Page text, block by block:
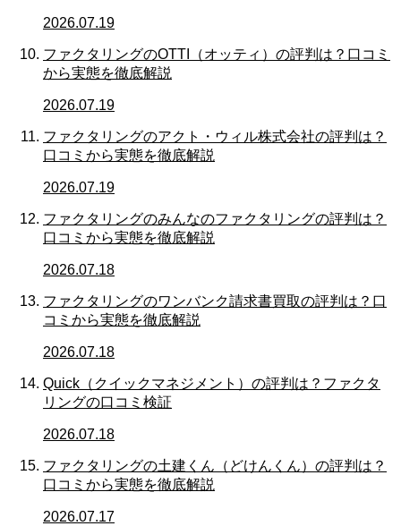
2026.07.19
ファクタリングのOTTI（オッティ）の評判は？口コミ
から実態を徹底解説
2026.07.19
ファクタリングのアクト・ウィル株式会社の評判は？
口コミから実態を徹底解説
2026.07.19
ファクタリングのみんなのファクタリングの評判は？
口コミから実態を徹底解説
2026.07.18
ファクタリングのワンバンク請求書買取の評判は？口
コミから実態を徹底解説
2026.07.18
Quick（クイックマネジメント）の評判は？ファクタ
リングの口コミ検証
2026.07.18
ファクタリングの土建くん（どけんくん）の評判は？
口コミから実態を徹底解説
2026.07.17